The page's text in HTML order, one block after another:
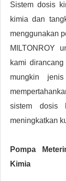
Sistem dosis
kimia dan
menggunakan
MILTONROY
kami
mungkin
sistem dosis
meningkatkan
Pompa
Kimia